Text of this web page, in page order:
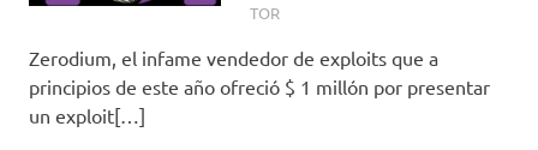
TOR
Zerodium, el infame vendedor de exploits que a
principios de este año ofreció $ 1 millón por presentar
un exploit[…]